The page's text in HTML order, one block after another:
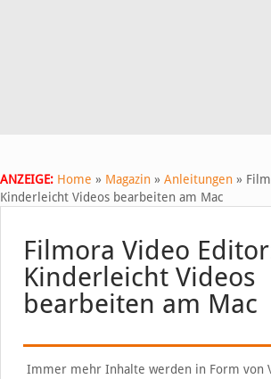
ANZEIGE: Home » Magazin » Anleitungen »
Kinderleicht Videos bearbeiten am Mac
Filmora Video
Kinderleicht Videos
bearbeiten am Mac
Immer mehr Inhalte werden in Form von